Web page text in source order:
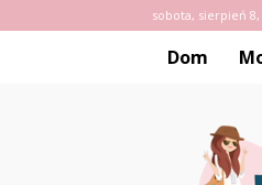
sobota, sierpień 8,
Dom
Lapetit.pl